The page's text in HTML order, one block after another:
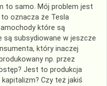
to samo. Mój problem jest
oznacza że Tesla
które są
są subsydiowane w jeszcze
który inaczej
np. przez
Jest to produkcja
Czy też jakiś